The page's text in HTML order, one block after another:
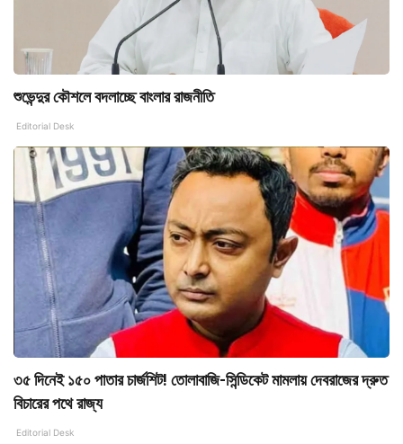
শুভেন্দুর কৌশলে বদলাচ্ছে বাংলার রাজনীতি
Editorial Desk
৩৫ দিনেই ১৫০ পাতার চার্জশিট! তোলাবাজি-সিন্ডিকেট মামলায় দেবরাজের দ্রুত
বিচারের পথে রাজ্য
Editorial Desk